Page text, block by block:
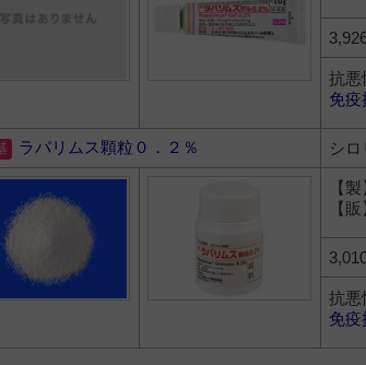
抗悪
免疫
ラパリムス顆粒０．２％ シロ
【
【
抗悪
免疫